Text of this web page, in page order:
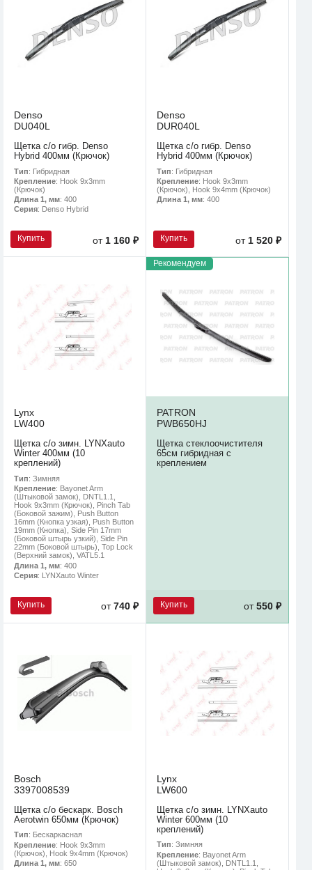
Denso
DU040L
Щетка с/о гибр. Denso
Hybrid 400мм (Крючок)
Тип: Гибридная
Крепление: Hook 9x3mm
(Крючок)
Длина 1, мм: 400
Серия: Denso Hybrid
Купить от 1 160 ₽
Denso
DUR040L
Щетка с/о гибр. Denso
Hybrid 400мм (Крючок)
Тип: Гибридная
Крепление: Hook 9x3mm
(Крючок), Hook 9x4mm (Крючок)
Длина 1, мм: 400
Купить от 1 520 ₽
Lynx
LW400
Щетка с/о зимн. LYNXauto
Winter 400мм (10
креплений)
Тип: Зимняя
Крепление: Bayonet Arm
(Штыковой замок), DNTL1.1,
Hook 9x3mm (Крючок), Pinch Tab
(Боковой зажим), Push Button
16mm (Кнопка узкая), Push Button
19mm (Кнопка), Side Pin 17mm
(Боковой штырь узкий), Side Pin
22mm (Боковой штырь), Top Lock
(Верхний замок), VATL5.1
Длина 1, мм: 400
Серия: LYNXauto Winter
Купить от740 ₽
Рекомендуем
PATRON
PWB650HJ
Щетка стеклоочистителя
65см гибридная с
креплением
Купить от550 ₽
Bosch
3397008539
Щетка с/о бескарк. Bosch
Aerotwin 650мм (Крючок)
Тип: Бескаркасная
Крепление: Hook 9x3mm
(Крючок), Hook 9x4mm (Крючок)
Длина 1, мм: 650
Lynx
LW600
Щетка с/о зимн. LYNXauto
Winter 600мм (10
креплений)
Тип: Зимняя
Крепление: Bayonet Arm
(Штыковой замок), DNTL1.1,